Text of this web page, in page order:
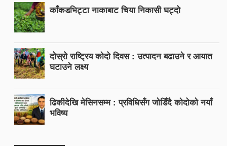
काँकडभिट्टा नाकाबाट चिया निकासी घट्दो
दोस्रो राष्ट्रिय कोदो दिवस : उत्पादन बढाउने र आयात
घटाउने लक्ष्य
ढिकीदेखि मेसिनसम्म : प्रविधिसँग जोडिँदै कोदोको नयाँ
भविष्य